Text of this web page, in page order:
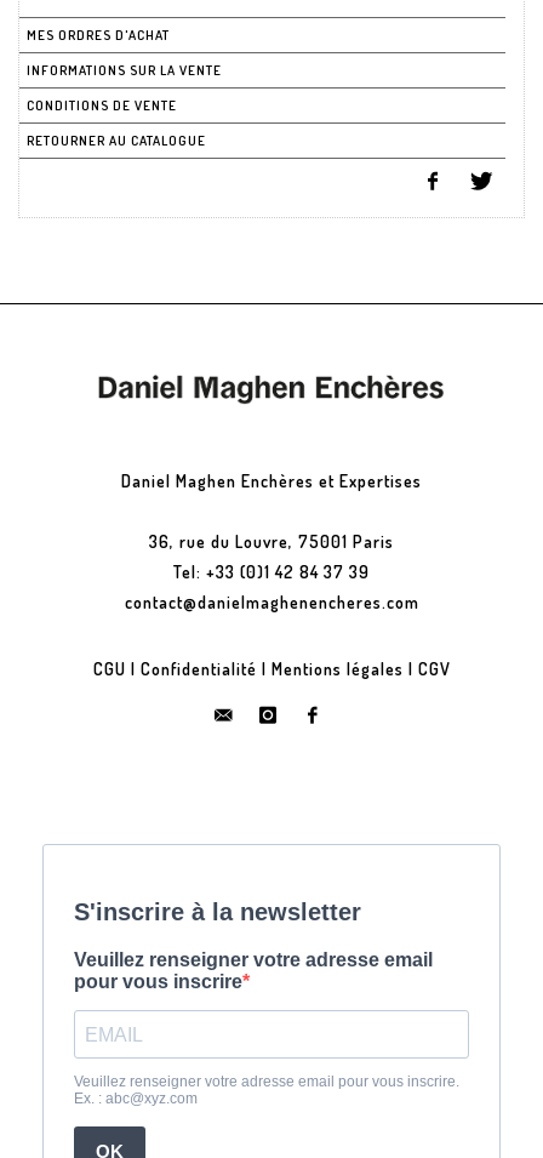
MES ORDRES D'ACHAT
INFORMATIONS SUR LA VENTE
CONDITIONS DE VENTE
RETOURNER AU CATALOGUE
Daniel Maghen Enchères et Expertises
36, rue du Louvre, 75001 Paris
Tel: +33 (0)1 42 84 37 39
contact@danielmaghenencheres.com
CGU | Confidentialité | Mentions légales | CGV